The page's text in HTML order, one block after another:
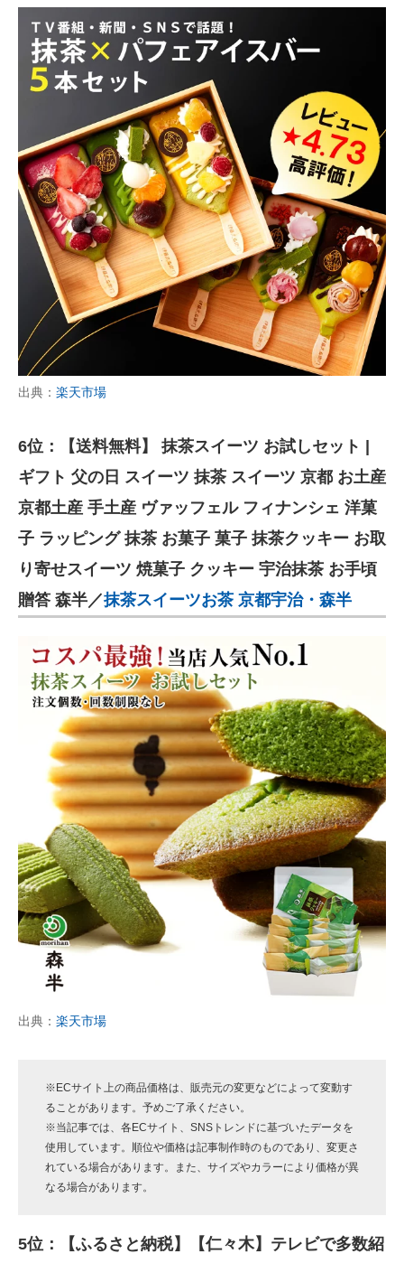
出典： 楽天市場
6位：【送料無料】 抹茶スイーツ お試しセット |
ギフト 父の日 スイーツ 抹茶 スイーツ 京都 お土産
京都土産 手土産 ヴァッフェル フィナンシェ 洋菓
子 ラッピング 抹茶 お菓子 菓子 抹茶クッキー お取
り寄せスイーツ 焼菓子 クッキー 宇治抹茶 お手頃
贈答 森半／抹茶スイーツお茶 京都宇治・森半
出典： 楽天市場
※ECサイト上の商品価格は、販売元の変更などによって変動す
ることがあります。予めご了承ください。
※当記事では、各ECサイト、SNSトレンドに基づいたデータを
使用しています。順位や価格は記事制作時のものであり、変更さ
れている場合があります。また、サイズやカラーにより価格が異
なる場合があります。
5位：【ふるさと納税】【仁々木】テレビで多数紹